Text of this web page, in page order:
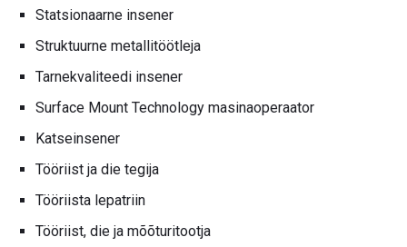
Statsionaarne insener
Struktuurne metallitöötleja
Tarnekvaliteedi insener
Surface Mount Technology masinaoperaator
Katseinsener
Tööriist ja die tegija
Tööriista lepatriin
Tööriist, die ja mõõturitootja